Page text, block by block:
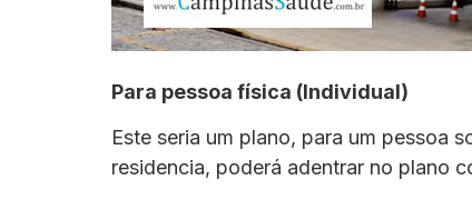
Para pessoa física (Individual)
Este seria um plano, para um pessoa
residencia, poderá adentrar no plano